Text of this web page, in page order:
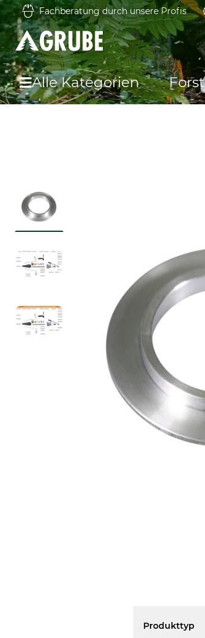
Fachberatung durch unsere Profis
Alle Kategorien Forst
Produkttyp